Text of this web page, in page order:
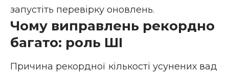
запустіть перевірку оновлень.
Чому виправлень рекордно
багато: роль ШІ
Причина рекордної кількості усунених вад